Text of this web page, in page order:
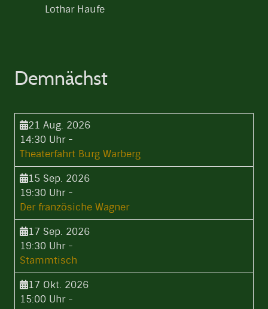
Lothar Haufe
Demnächst
21 Aug. 2026
14:30 Uhr-
Theaterfahrt Burg Warberg
15 Sep. 2026
19:30 Uhr-
Der französiche Wagner
17 Sep. 2026
19:30 Uhr-
Stammtisch
17 Okt. 2026
15:00 Uhr-